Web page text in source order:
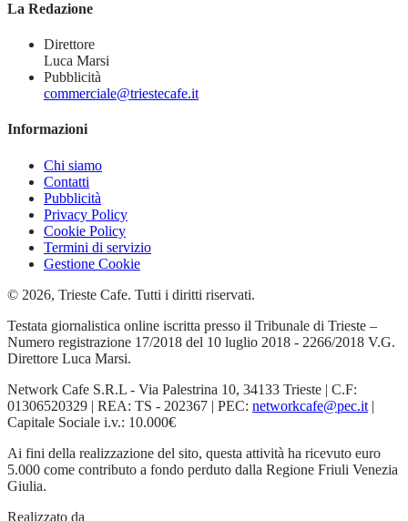
La Redazione
Direttore
Luca Marsi
Pubblicità
commerciale@triestecafe.it
Informazioni
Chi siamo
Contatti
Pubblicità
Privacy Policy
Cookie Policy
Termini di servizio
Gestione Cookie
© 2026, Trieste Cafe. Tutti i diritti riservati.
Testata giornalistica online iscritta presso il Tribunale di Trieste –
Numero registrazione 17/2018 del 10 luglio 2018 - 2266/2018 V.G.
Direttore Luca Marsi.
Network Cafe S.R.L - Via Palestrina 10, 34133 Trieste | C.F:
01306520329 | REA: TS - 202367 | PEC: networkcafe@pec.it |
Capitale Sociale i.v.: 10.000€
Ai fini della realizzazione del sito, questa attività ha ricevuto euro
5.000 come contributo a fondo perduto dalla Regione Friuli Venezia
Giulia.
Realizzato da